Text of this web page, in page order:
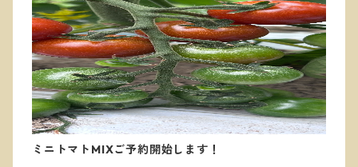
ミニトマトMIXご予約開始します！